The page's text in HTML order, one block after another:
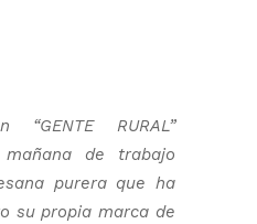
RURAL”
de trabajo
purera que ha
su propia marca de